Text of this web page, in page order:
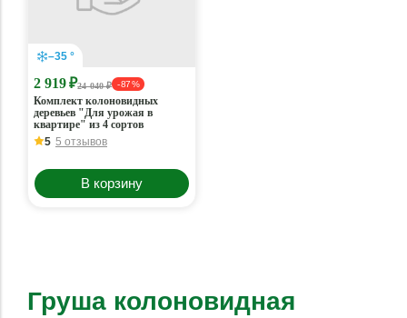
–35 °
2 919 ₽24 040 ₽ - 87 %
Комплект колоновидных
деревьев "Для урожая в
квартире" из 4 сортов
5 5 отзывов
В корзину
Груша колоновидная